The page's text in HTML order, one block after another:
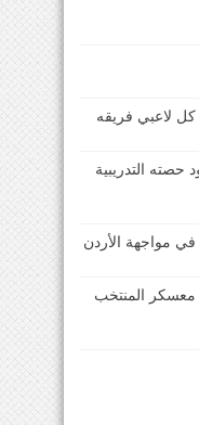
لاعبي فريقه
حصته التدريبية
في مواجهة الأردن
معسكر المنتخب